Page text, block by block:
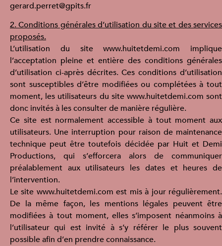
gerard.perret@gpits.fr
2. Conditions générales d’utilisation du site et des services
proposés.
L’utilisation du site www.huitetdemi.com implique
l’acceptation pleine et entière des conditions générales
d’utilisation ci-après décrites. Ces conditions d’utilisation
sont susceptibles d’être modifiées ou complétées à tout
moment, les utilisateurs du site www.huitetdemi.com sont
donc invités à les consulter de manière régulière.
Ce site est normalement accessible à tout moment aux
utilisateurs. Une interruption pour raison de maintenance
technique peut être toutefois décidée par Huit et Demi
Productions, qui s’efforcera alors de communiquer
préalablement aux utilisateurs les dates et heures de
l’intervention.
Le site www.huitetdemi.com est mis à jour régulièrement.
De la même façon, les mentions légales peuvent être
modifiées à tout moment, elles s’imposent néanmoins à
l’utilisateur qui est invité à s’y référer le plus souvent
possible afin d’en prendre connaissance.